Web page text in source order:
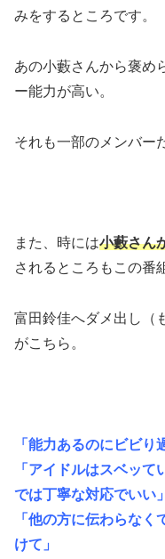
みをするところです。
あの小藪さんから褒め
ー能力が高い。
それも一部のメンバー
また、時には小藪さん
されるところもこの番
富田鈴佳へダメ出し（
がこちら。
「能力あるのにビビり
「アイドルはスベッ
では丁寧な対応でいい」
「他の方に伝わらな
けて」